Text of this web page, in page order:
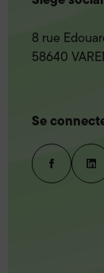
8 rue
58640
Se